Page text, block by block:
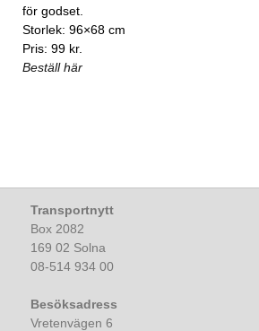
för godset.
Storlek: 96×68 cm
Pris: 99 kr.
Beställ här
Transportnytt
Box 2082
169 02 Solna
08-514 934 00
Besöksadress
Vretenvägen 6